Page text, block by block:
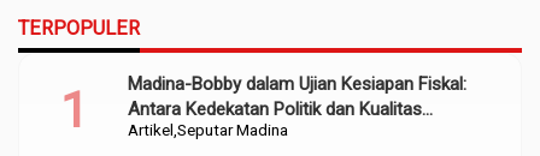
TERPOPULER
Artikel Seputar Madina
Madina-Bobby dalam Ujian Kesiapan Fiskal:
Antara Kedekatan Politik dan Kualitas
Perencanaan